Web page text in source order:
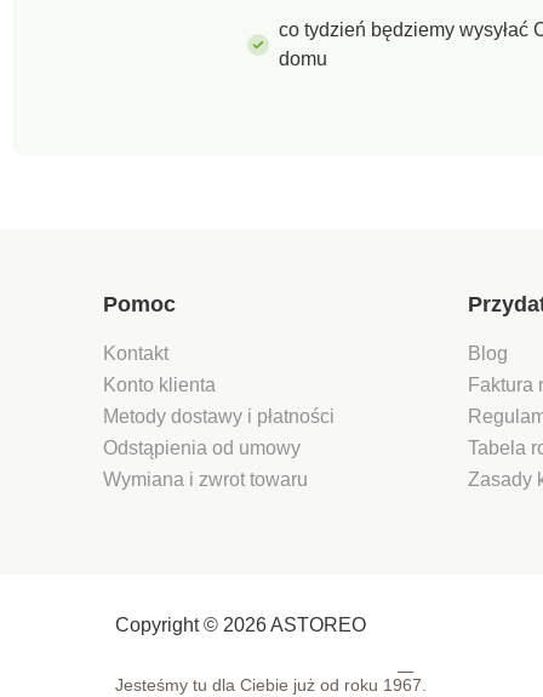
co tydzień będziemy wysyłać
domu
Pomoc
Kontakt
Konto klienta
Metody dostawy i płatności
Odstąpienia od umowy
Wymiana i zwrot towaru
Blog
Faktura
Tabela
Zasady
Copyright © 2026 ASTOREO
Jesteśmy tu dla Ciebie już od roku 1967.